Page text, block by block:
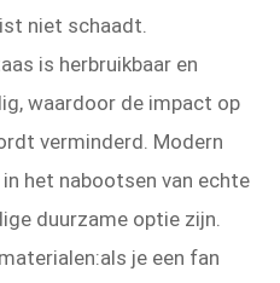
niet schaadt.
is herbruikbaar en
waardoor de impact op
verminderd. Modern
het nabootsen van echte
duurzame optie zijn.
je een fan